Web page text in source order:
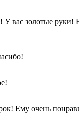
У вас золотые руки!
Ему очень